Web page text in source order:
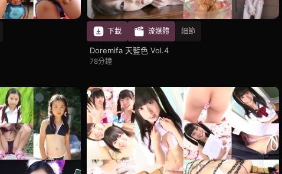
下載 流媒體 細節
Doremifa 天藍色 Vol.4
78分鐘